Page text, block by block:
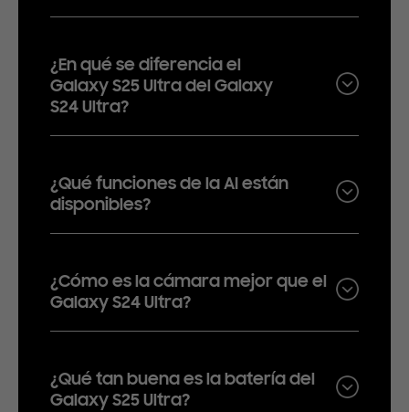
¿En qué se diferencia el
Galaxy S25 Ultra del Galaxy
S24 Ultra?
¿Qué funciones de la AI están
disponibles?
¿Cómo es la cámara mejor que el
Galaxy S24 Ultra?
¿Qué tan buena es la batería del
Galaxy S25 Ultra?